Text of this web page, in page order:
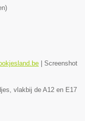
)
Screenshot
vlakbij de A12 en E17